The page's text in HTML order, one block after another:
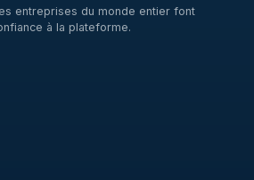
entreprises du monde entier font
à la plateforme.